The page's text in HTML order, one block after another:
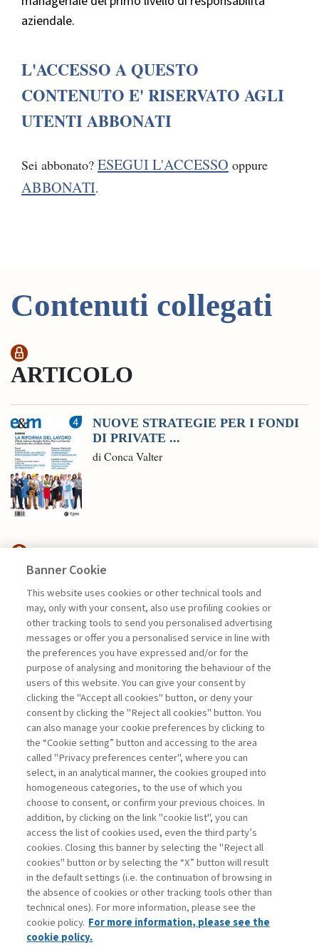
aziendale.
L'ACCESSO A QUESTO
CONTENUTO E' RISERVATO AGLI
UTENTI ABBONATI
Sei abbonato? ESEGUI L'ACCESSO oppure
ABBONATI.
Contenuti collegati
ARTICOLO
NUOVE STRATEGIE PER I FONDI
DI PRIVATE ...
di Conca Valter
FINANCE
CFO E INTELLIGENZA
ARTIFICIALE: L’EVOLUZIONE ...
di Andrea Beltratti e Alessia Bezzecchi
La consultazione dei libri è riservata esclusivamente
agli abbonati Premium
Legenda: Accedi Per registrati Per abbonati
Contatti
Abbonamenti
Archivio rubriche
Privacy
Banner Cookie
This website uses cookies or other technical tools and
may, only with your consent, also use profiling cookies or
other tracking tools to send you personalised advertising
messages or offer you a personalised service in line with
the preferences you have expressed and/or for the
purpose of analysing and monitoring the behaviour of the
users of this website. You can give your consent by
clicking the "Accept all cookies" button, or deny your
consent by clicking the "Reject all cookies" button. You
can also manage your cookie preferences by clicking to
the “Cookie setting” button and accessing to the area
called "Privacy preferences center", where you can
select, in an analytical manner, the cookies grouped into
homogeneous categories, to the use of which you
choose to consent, or confirm your previous choices. In
addition, by clicking on the link "cookie list", you can
access the list of cookies used, even the third party’s
cookies. Closing this banner by selecting the "Reject all
cookies" button or by selecting the “X” button will result
in the default settings (i.e. the continuation of browsing in
the absence of cookies or other tracking tools other than
technical ones). For more information, please see the
cookie policy. For more information, please see the
cookie policy.